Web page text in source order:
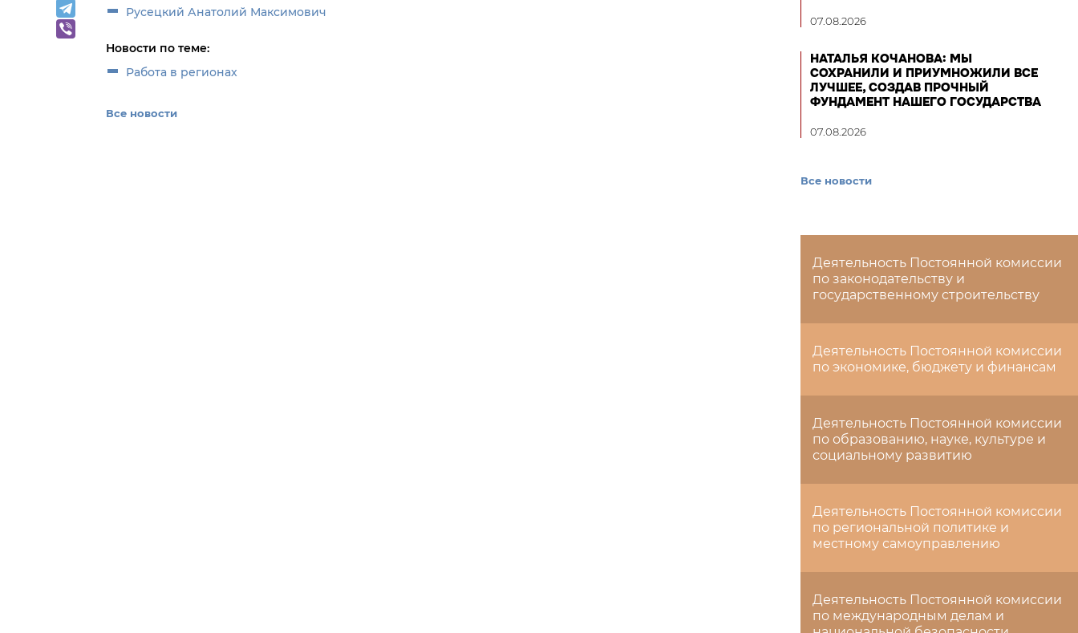
Русецкий Анатолий Максимович
Новости по теме:
Работа в регионах
Все новости
07.08.2026
НАТАЛЬЯ КОЧАНОВА: МЫ
СОХРАНИЛИ И ПРИУМНОЖИЛИ ВСЕ
ЛУЧШЕЕ, СОЗДАВ ПРОЧНЫЙ
ФУНДАМЕНТ НАШЕГО ГОСУДАРСТВА
07.08.2026
Все новости
Деятельность Постоянной комиссии
по законодательству и
государственному строительству
Деятельность Постоянной комиссии
по экономике, бюджету и финансам
Деятельность Постоянной комиссии
по образованию, науке, культуре и
социальному развитию
Деятельность Постоянной комиссии
по региональной политике и
местному самоуправлению
Деятельность Постоянной комиссии
по международным делам и